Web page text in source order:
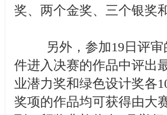
奖、两个金奖、三个银奖
另外，参加19日评审的
件进入决赛的作品中评出
业潜力奖和绿色设计奖各
奖项的作品均可获得由大